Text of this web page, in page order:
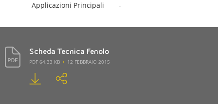
Applicazioni Principali -
Scheda Tecnica Fenolo
PDF 64.33 KB 12 FEBBRAIO 2015